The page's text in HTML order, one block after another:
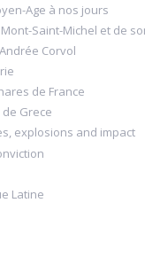
Age à nos jours
Saint-Michel et de
Corvol
de France
Grece
explosions and impact
Latine